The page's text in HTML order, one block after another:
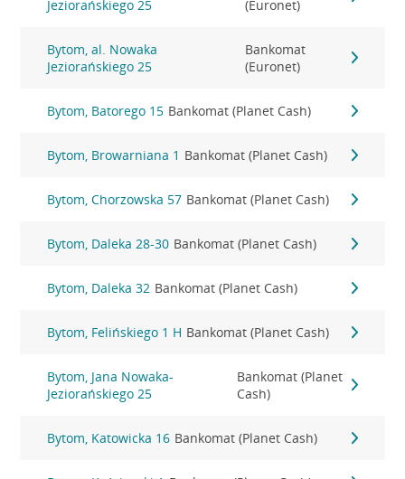
Jeziorańskiego 25
(Euronet)
Bytom, al. Nowaka
Jeziorańskiego 25
Bankomat
(Euronet)
Bytom, Batorego 15 Bankomat (Planet Cash)
Bytom, Browarniana 1 Bankomat (Planet Cash)
Bytom, Chorzowska 57 Bankomat (Planet Cash)
Bytom, Daleka 28-30 Bankomat (Planet Cash)
Bytom, Daleka 32 Bankomat (Planet Cash)
Bytom, Felińskiego 1 H Bankomat (Planet Cash)
Bytom, Jana Nowaka-
Jeziorańskiego 25
Bankomat (Planet
Cash)
Bytom, Katowicka 16 Bankomat (Planet Cash)